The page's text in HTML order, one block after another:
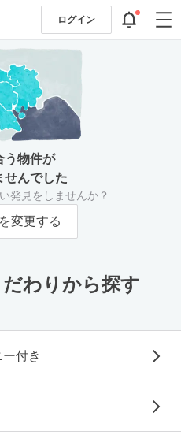
ログイン
う物件が
せんでした
発見をしませんか？
変更する
わりから探す
付き